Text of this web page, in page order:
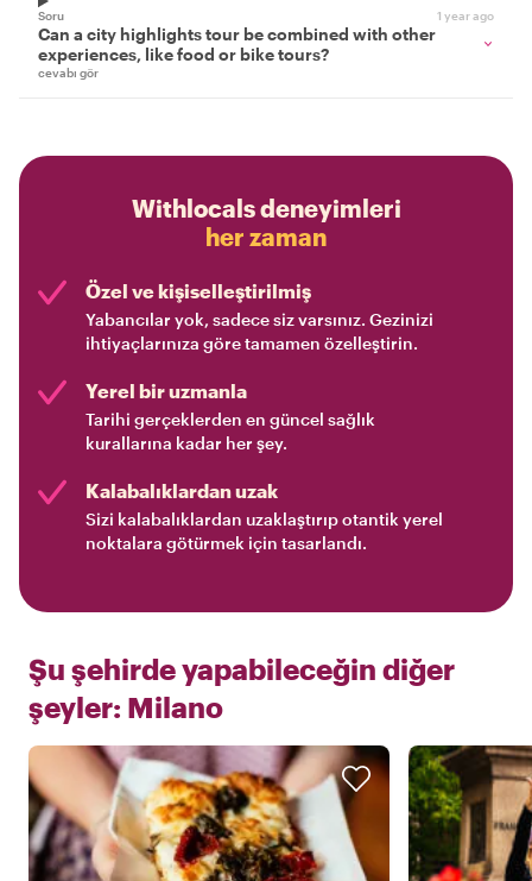
Soru 1 year ago
Can a city highlights tour be combined with other
experiences, like food or bike tours?
cevabı gör
Withlocals deneyimleri
her zaman
Özel ve kişiselleştirilmiş
Yabancılar yok, sadece siz varsınız. Gezinizi
ihtiyaçlarınıza göre tamamen özelleştirin.
Yerel bir uzmanla
Tarihi gerçeklerden en güncel sağlık
kurallarına kadar her şey.
Kalabalıklardan uzak
Sizi kalabalıklardan uzaklaştırıp otantik yerel
noktalara götürmek için tasarlandı.
Şu şehirde yapabileceğin diğer
şeyler: Milano